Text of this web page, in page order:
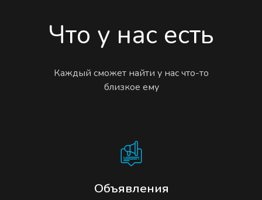
Что у нас есть
Каждый сможет найти у нас что-то
близкое ему
Объявления